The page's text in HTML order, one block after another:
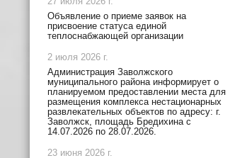
Объявление о приеме заявок на
присвоение статуса единой
теплоснабжающей организации
2 июля 2026 г.
Администрация Заволжского
муниципального района информирует о
планируемом предоставлении места для
размещения комплекса нестационарных
развлекательных объектов по адресу: г.
Заволжск, площадь Бредихина с
14.07.2026 по 28.07.2026.
23 июня 2026 г.